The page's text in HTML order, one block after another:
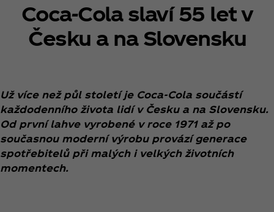
Coca‑Cola slaví 55 let v
Česku a na Slovensku
Už více než půl století je Coca‑Cola součástí
každodenního života lidí v Česku a na Slovensku.
Od první lahve vyrobené v roce 1971 až po
současnou moderní výrobu provází generace
spotřebitelů při malých i velkých životních
momentech.